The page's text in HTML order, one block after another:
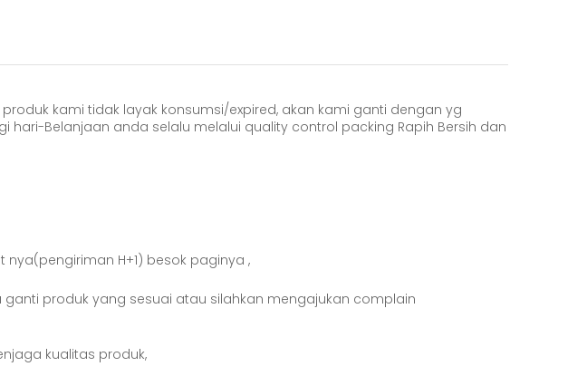
kami tidak layak konsumsi/expired, akan kami ganti dengan yg
Belanjaan anda selalu melalui quality control packing Rapih Bersih dan
H+1) besok paginya ,
produk yang sesuai atau silahkan mengajukan complain
kualitas produk,